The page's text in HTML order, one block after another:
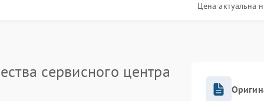
Цена актуальна
сервисного центра